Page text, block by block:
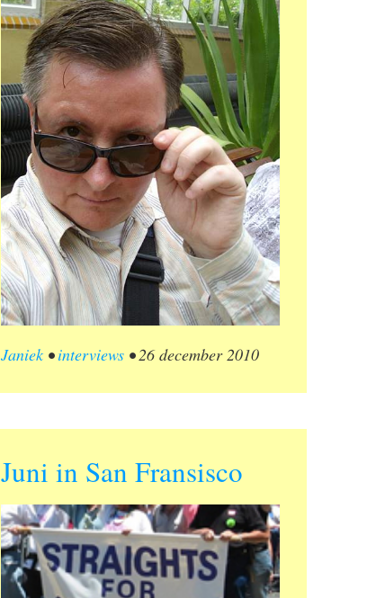
Janiek •interviews •26 december 2010
Juni in San Fransisco